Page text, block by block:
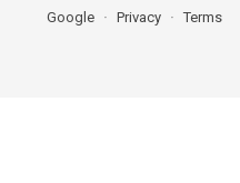
Google Privacy Terms